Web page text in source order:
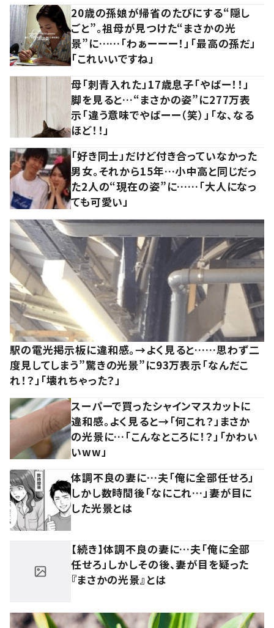
20歳の孫娘が帰省のたびにする“隠し
ごと”。祖母が見つけた“まさかの光
景”に……「わぁーーー！」「最高の孫だ」
「これいいですね」
母「刺青入れた」17歳息子「やばー！！」
脚を見ると…“まさかの姿”に277万表
示「違う意味でやばーー（笑）」「な、なる
ほど！！」
「好き同士」だけど付き合っていなかった
男女。それから15年…小中高と同じだっ
た2人の“現在の姿”に……「大人になっ
ても可愛い」
駅の電光掲示板に違和感。→よく見ると……思わず二
度見してしまう”驚きの光景”に93万表示「なんだこ
れ！？」「壊れちゃった？」
スーパーで買ったシャインマスカットに
違和感。よく見ると→「何これ？」まさか
の光景に…「こんなところに！？」「かわい
いww」
体調不良の妻に…夫「俺に全部任せろ」
しかし数時間後「なにこれ…」妻が目に
した光景とは
【続き】体調不良の妻に…夫「俺に全部
任せろ」しかしその後、妻が目を疑った
『まさかの光景』とは